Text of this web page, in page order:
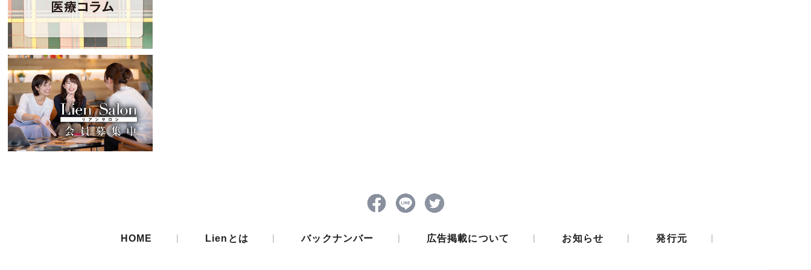
HOME | Lienとは | バックナンバー | 広告掲載について | お知らせ | 発行元 |